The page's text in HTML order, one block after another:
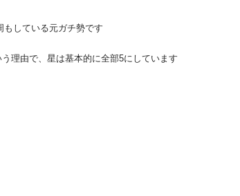
もしている元ガチ勢です
理由で、星は基本的に全部5にしています